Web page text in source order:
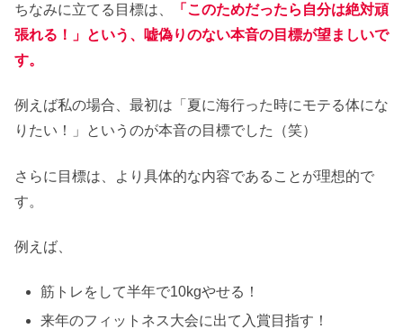
ちなみに立てる目標は、
「このためだったら自分は絶対頑
張れる！」という、嘘偽りのない本音の目標が望ましいで
す。
例えば私の場合、最初は「夏に海行った時にモテる体にな
りたい！」というのが本音の目標でした（笑）
さらに目標は、より具体的な内容であることが理想的で
す。
例えば、
筋トレをして半年で10kgやせる！
来年のフィットネス大会に出て入賞目指す！